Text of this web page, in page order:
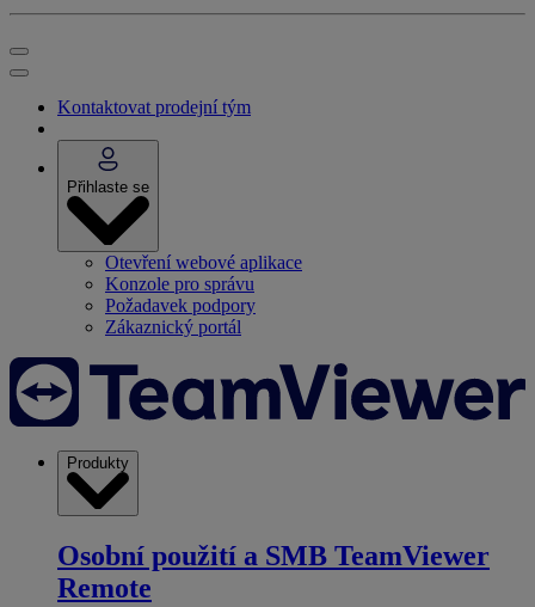
Kontaktovat prodejní tým
Přihlaste se
Otevření webové aplikace
Konzole pro správu
Požadavek podpory
Zákaznický portál
Produkty
Osobní použití a SMB TeamViewer
Remote